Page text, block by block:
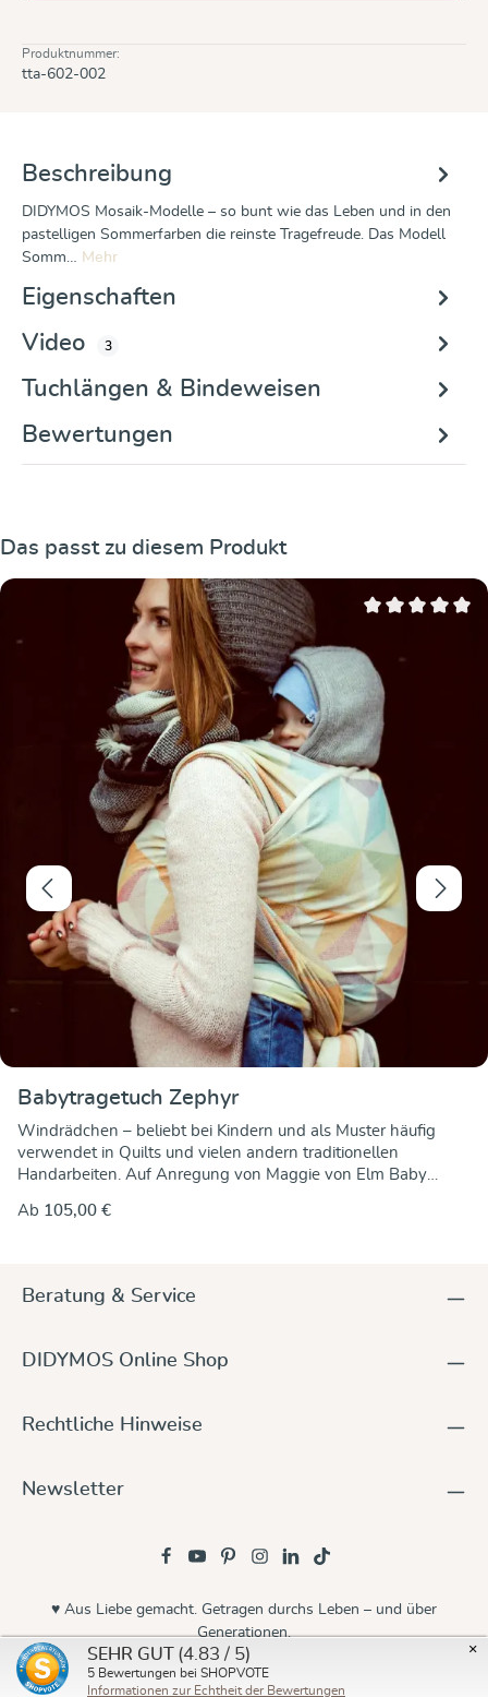
Produktnummer:
tta-602-002
Beschreibung
DIDYMOS Mosaik-Modelle – so bunt wie das Leben und in den
pastelligen Sommerfarben die reinste Tragefreude. Das Modell
Somm… Mehr
Eigenschaften
Video
3
Tuchlängen & Bindeweisen
Bewertungen
Produktgalerie überspringen
Das passt zu diesem Produkt
Babytragetuch Zephyr
Windrädchen – beliebt bei Kindern und als Muster häufig
verwendet in Quilts und vielen andern traditionellen
Handarbeiten. Auf Anregung von Maggie von Elm Baby
großartig aus, so bunt und schön ins Tragetuch gewebt!
den Frühling herbei. Inzwischen könnt ihr mit Zephyr Eure
Das reine Baumwolltuch ist formstabil und diagonal elastisch
wie alle DIDYMOS Tücher. So lässt es sich gut zu allen
sicher - ab der Geburt bis zu 3 Jahren.
Ab 105,00 €
Beratung & Service
DIDYMOS Online Shop
Rechtliche Hinweise
Newsletter
© 2026 Didymos
♥ Aus Liebe gemacht. Getragen durchs Leben – und über
Generationen.
×
SEHR GUT (4.83 / 5)
5 Bewertungen bei SHOPVOTE
Informationen zur Echtheit der Bewertungen